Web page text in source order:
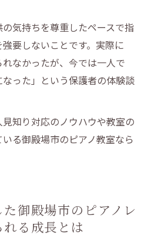
気持ちを尊重したペースで指
要しないことです。実際に
れなかったが、今では一人で
った」という保護者の体験談
知り対応のノウハウや教室の
る御殿場市のピアノ教室なら
御殿場市のピアノレ
る成長とは